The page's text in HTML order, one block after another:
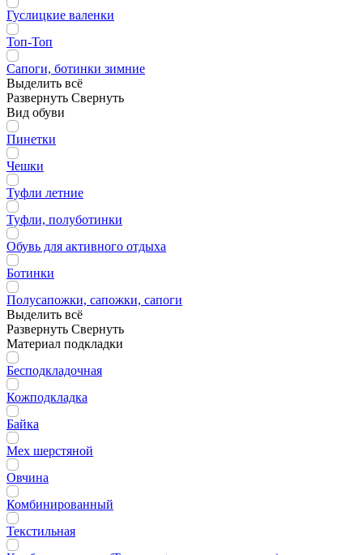
Гуслицкие валенки
Топ-Топ
Сапоги, ботинки зимние
Выделить всё
Развернуть Свернуть
Вид обуви
Пинетки
Чешки
Туфли летние
Туфли, полуботинки
Обувь для активного отдыха
Ботинки
Полусапожки, сапожки, сапоги
Выделить всё
Развернуть Свернуть
Материал подкладки
Бесподкладочная
Кожподкладка
Байка
Мех шерстяной
Овчина
Комбинированный
Текстильная